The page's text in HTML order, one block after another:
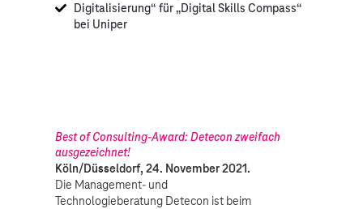
Digitalisierung“ für „Digital Skills Compass“
bei Uniper
Best of Consulting-Award: Detecon zweifach
ausgezeichnet!
Köln/Düsseldorf, 24. November 2021.
Die Management- und
Technologieberatung Detecon ist beim